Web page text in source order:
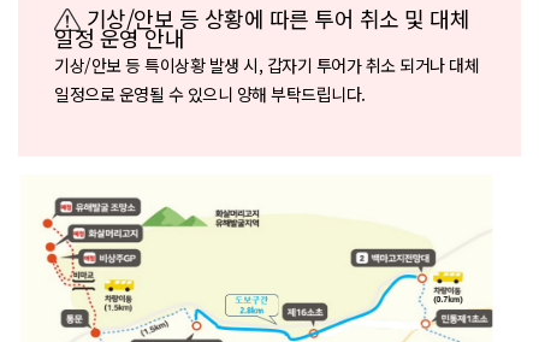
기상/안보 등 상황에 따른 투어 취소 및 대체
일정 운영 안내
기상/안보 등 특이상황 발생 시, 갑자기 투어가 취소 되거나 대체
일정으로 운영될 수 있으니 양해 부탁드립니다.